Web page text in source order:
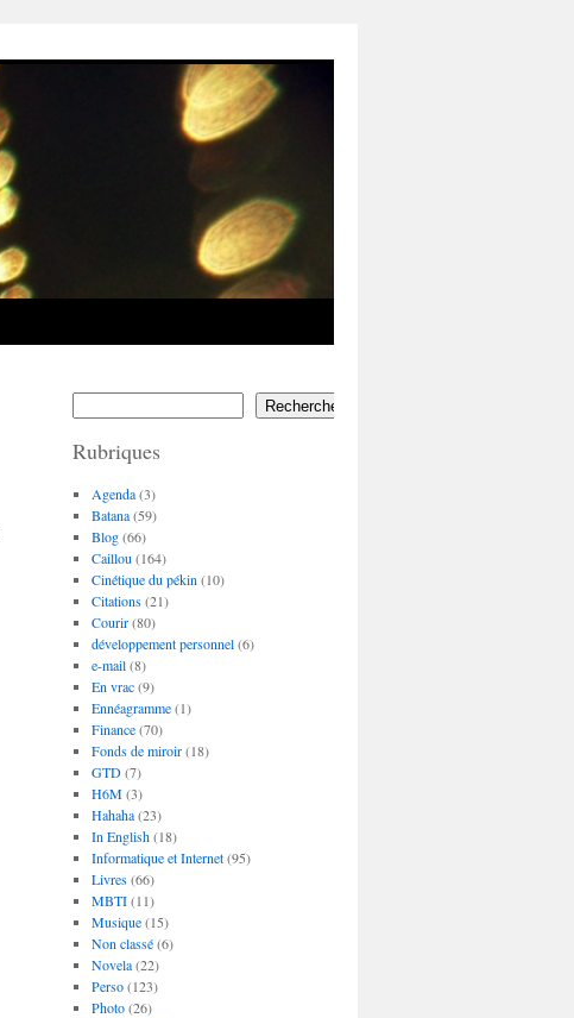
Rechercher
Rubriques
Agenda(3)
Batana(59)
Blog(66)
Caillou (164)
Cinétique du pékin (10)
Citations(21)
Courir(80)
développement personnel(6)
e-mail(8)
En vrac(9)
Ennéagramme(1)
Finance(70)
Fonds de miroir(18)
GTD(7)
H6M(3)
Hahaha(23)
In English(18)
Informatique et Internet(95)
Livres(66)
MBTI(11)
Musique(15)
Non classé(6)
Novela(22)
Perso(123)
Photo(26)